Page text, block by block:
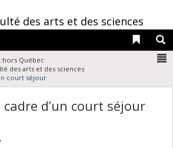
des arts et des sciences
Liens
Québec
des arts et des sciences
court séjour
d’un court séjour